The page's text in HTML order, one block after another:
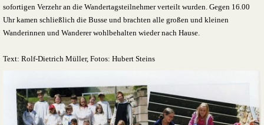
sofortigen Verzehr an die Wandertagsteilnehmer verteilt wurden. Gegen 16.00
Uhr kamen schließlich die Busse und brachten alle großen und kleinen
Wanderinnen und Wanderer wohlbehalten wieder nach Hause.
Text: Rolf-Dietrich Müller, Fotos: Hubert Steins